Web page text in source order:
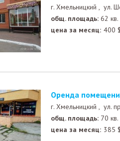
г. Хмельницкий , ул.
общ. площадь: 62
цена за месяц: 400 $
Оренда
г. Хмельницкий , ул.
общ. площадь: 70
цена за месяц: 385 $